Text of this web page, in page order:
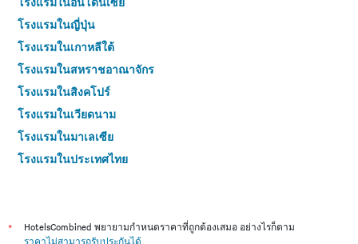
โรงแรมในญี่ปุ่น
โรงแรมในเกาหลีใต้
โรงแรมในสหราชอาณาจักร
โรงแรมในสิงคโปร์
โรงแรมในเวียดนาม
โรงแรมในมาเลเซีย
โรงแรมในประเทศไทย
*
HotelsCombined พยายามกำหนดราคาที่ถูกต้องเสมอ อย่างไรก็ตาม
ราคาไม่สามารถรับประกันได้